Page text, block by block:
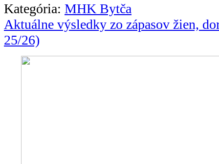
Kategória: MHK Bytča
Aktuálne výsledky zo zápasov žien,
25/26)